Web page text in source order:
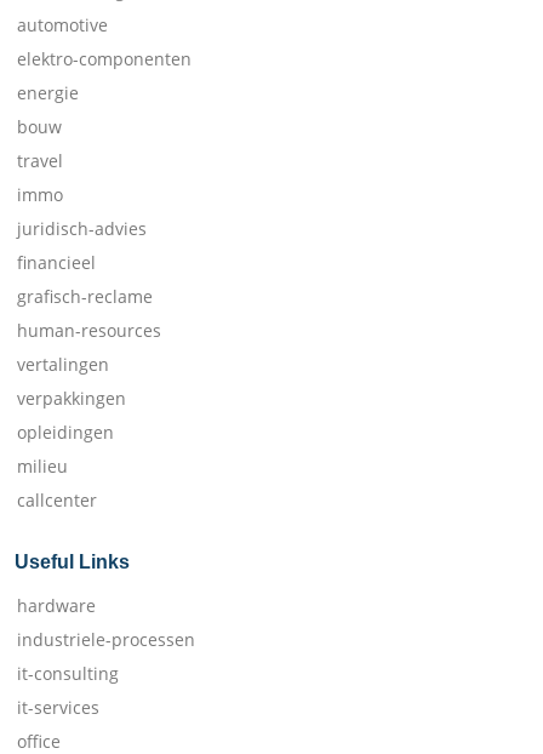
automotive
elektro-componenten
energie
bouw
travel
immo
juridisch-advies
financieel
grafisch-reclame
human-resources
vertalingen
verpakkingen
opleidingen
milieu
callcenter
Useful Links
hardware
industriele-processen
it-consulting
it-services
office